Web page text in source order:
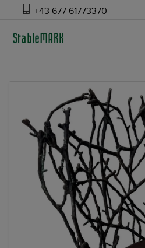
+43 677 61773370